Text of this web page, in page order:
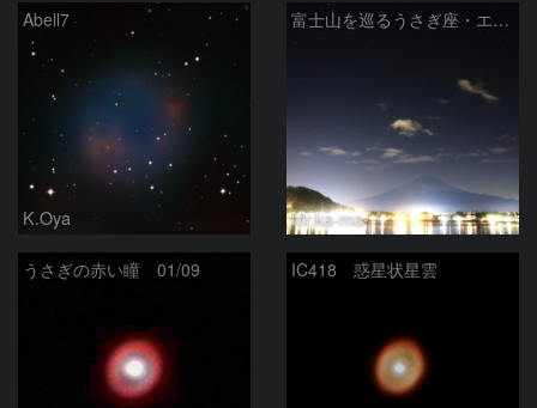
Abell7
K.Oya
富士山を巡るうさぎ座・エリダヌス座
Mr.ka-ma-
うさぎの赤い瞳 01/09 IC418 惑星状星雲